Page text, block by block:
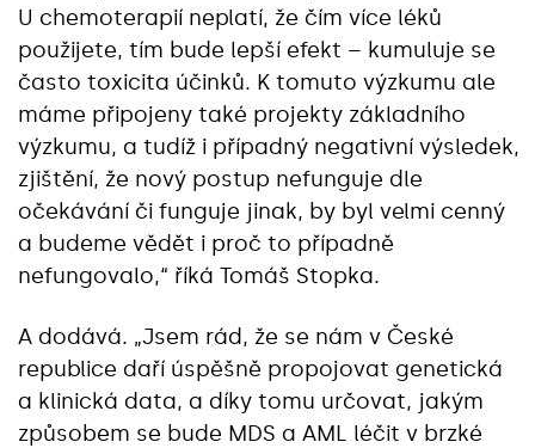
U chemoterapií neplatí, že čím více léků
použijete, tím bude lepší efekt – kumuluje se
často toxicita účinků. K tomuto výzkumu ale
máme připojeny také projekty základního
výzkumu, a tudíž i případný negativní výsledek,
zjištění, že nový postup nefunguje dle
očekávání či funguje jinak, by byl velmi cenný
a budeme vědět i proč to případně
nefungovalo,“ říká Tomáš Stopka.
A dodává. „Jsem rád, že se nám v České
republice daří úspěšně propojovat genetická
a klinická data, a díky tomu určovat, jakým
způsobem se bude MDS a AML léčit v brzké